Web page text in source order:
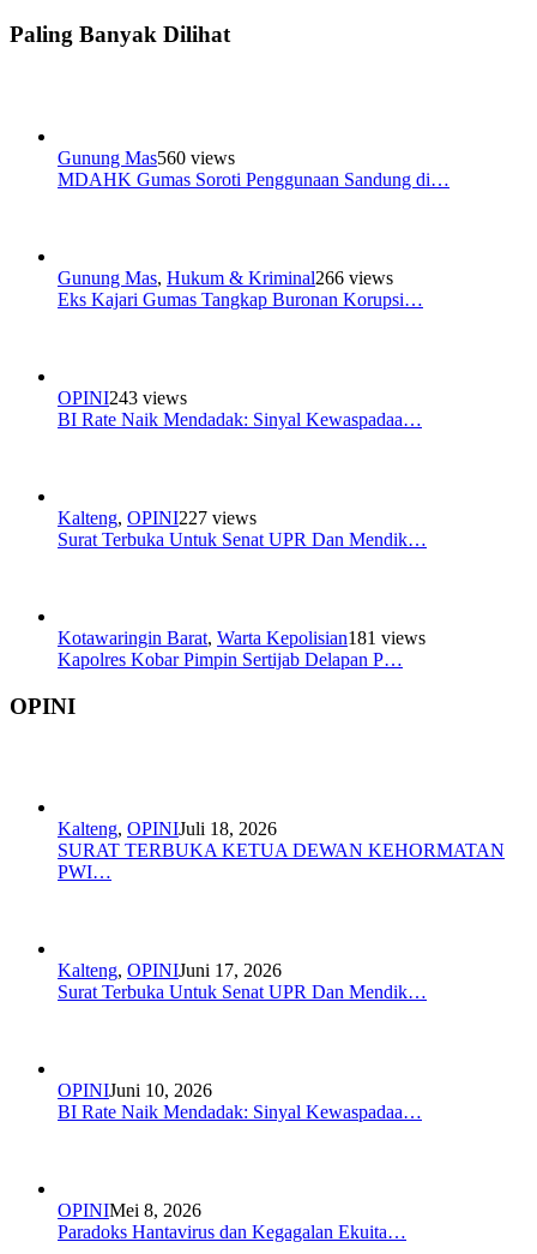
Paling Banyak Dilihat
Gunung Mas560 views
MDAHK Gumas Soroti Penggunaan Sandung di…
Gunung Mas, Hukum & Kriminal266 views
Eks Kajari Gumas Tangkap Buronan Korupsi…
OPINI243 views
BI Rate Naik Mendadak: Sinyal Kewaspadaa…
Kalteng, OPINI227 views
Surat Terbuka Untuk Senat UPR Dan Mendik…
Kotawaringin Barat, Warta Kepolisian181 views
Kapolres Kobar Pimpin Sertijab Delapan P…
OPINI
Kalteng, OPINIJuli 18, 2026
SURAT TERBUKA KETUA DEWAN KEHORMATAN
PWI…
Kalteng, OPINIJuni 17, 2026
Surat Terbuka Untuk Senat UPR Dan Mendik…
OPINIJuni 10, 2026
BI Rate Naik Mendadak: Sinyal Kewaspadaa…
OPINIMei 8, 2026
Paradoks Hantavirus dan Kegagalan Ekuita…